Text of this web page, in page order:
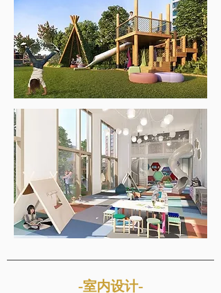
-室内设计-